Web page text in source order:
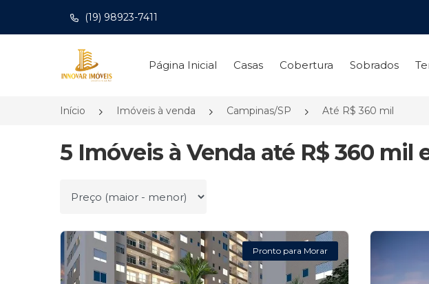
(19) 98923-7411
Página inicial
Página Inicial Casas Cobertura Sobrados
Início Imóveis à venda Campinas/SP Até R$ 360 mil
5 Imóveis à Venda até R$ 360 mil
Ordenar por
Pronto para Morar